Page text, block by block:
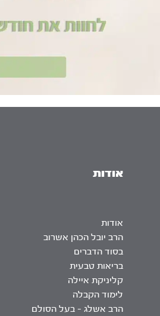
אודות
אודות
הרב יובל הכהן אשרוב
בסוד הדברים
בריאות טבעית
קליניקת איילה
לימוד הקבלה
הרב אשלג – בעל הסולם